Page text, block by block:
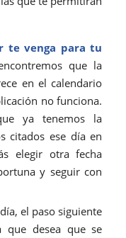
te venga para tu
que la
en el calendario
no funciona.
ya tenemos la
citados ese día en
elegir otra fecha
y seguir con
el paso siguiente
que desea que se